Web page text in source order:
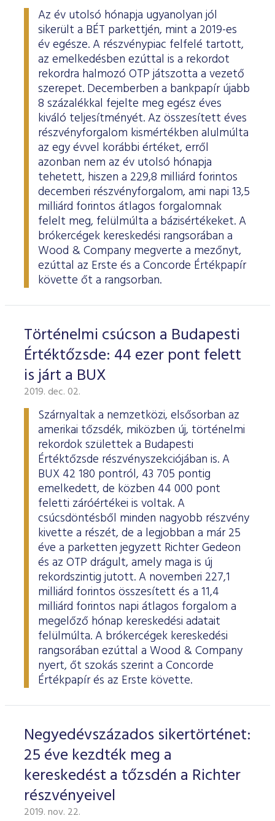
Az év utolsó hónapja ugyanolyan jól
sikerült a BÉT parkettjén, mint a 2019-es
év egésze. A részvénypiac felfelé tartott,
az emelkedésben ezúttal is a rekordot
rekordra halmozó OTP játszotta a vezető
szerepet. Decemberben a bankpapír újabb
8 százalékkal fejelte meg egész éves
kiváló teljesítményét. Az összesített éves
részvényforgalom kismértékben alulmúlta
az egy évvel korábbi értéket, erről
azonban nem az év utolsó hónapja
tehetett, hiszen a 229,8 milliárd forintos
decemberi részvényforgalom, ami napi 13,5
milliárd forintos átlagos forgalomnak
felelt meg, felülmúlta a bázisértékeket. A
brókercégek kereskedési rangsorában a
Wood & Company megverte a mezőnyt,
ezúttal az Erste és a Concorde Értékpapír
követte őt a rangsorban.
Történelmi csúcson a Budapesti
Értéktőzsde: 44 ezer pont felett
is járt a BUX
2019. dec. 02.
Szárnyaltak a nemzetközi, elsősorban az
amerikai tőzsdék, miközben új, történelmi
rekordok születtek a Budapesti
Értéktőzsde részvényszekciójában is. A
BUX 42 180 pontról, 43 705 pontig
emelkedett, de közben 44 000 pont
feletti záróértékei is voltak. A
csúcsdöntésből minden nagyobb részvény
kivette a részét, de a legjobban a már 25
éve a parketten jegyzett Richter Gedeon
és az OTP drágult, amely maga is új
rekordszintig jutott. A novemberi 227,1
milliárd forintos összesített és a 11,4
milliárd forintos napi átlagos forgalom a
megelőző hónap kereskedési adatait
felülmúlta. A brókercégek kereskedési
rangsorában ezúttal a Wood & Company
nyert, őt szokás szerint a Concorde
Értékpapír és az Erste követte.
Negyedévszázados sikertörténet:
25 éve kezdték meg a
kereskedést a tőzsdén a Richter
részvényeivel
2019. nov. 22.